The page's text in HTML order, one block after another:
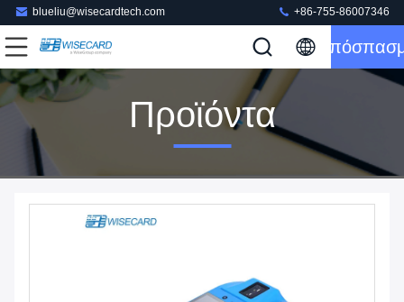
blueliu@wisecardtech.com +86-755-86007346
Προϊόντα